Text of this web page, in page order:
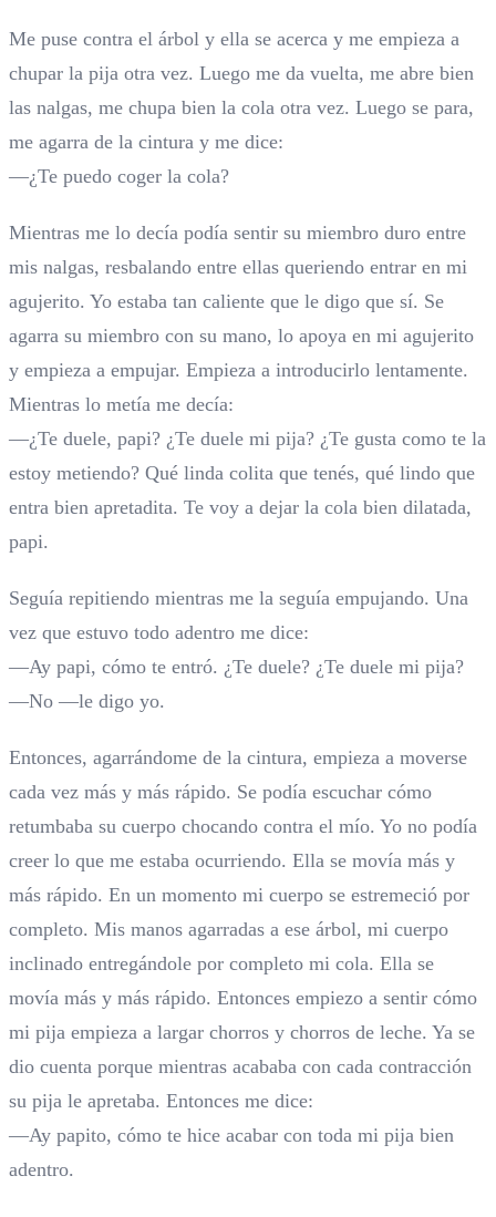
Me puse contra el árbol y ella se acerca y me empieza a
chupar la pija otra vez. Luego me da vuelta, me abre bien
las nalgas, me chupa bien la cola otra vez. Luego se para,
me agarra de la cintura y me dice:
—¿Te puedo coger la cola?
Mientras me lo decía podía sentir su miembro duro entre
mis nalgas, resbalando entre ellas queriendo entrar en mi
agujerito. Yo estaba tan caliente que le digo que sí. Se
agarra su miembro con su mano, lo apoya en mi agujerito
y empieza a empujar. Empieza a introducirlo lentamente.
Mientras lo metía me decía:
—¿Te duele, papi? ¿Te duele mi pija? ¿Te gusta como te la
estoy metiendo? Qué linda colita que tenés, qué lindo que
entra bien apretadita. Te voy a dejar la cola bien dilatada,
papi.
Seguía repitiendo mientras me la seguía empujando. Una
vez que estuvo todo adentro me dice:
—Ay papi, cómo te entró. ¿Te duele? ¿Te duele mi pija?
—No —le digo yo.
Entonces, agarrándome de la cintura, empieza a moverse
cada vez más y más rápido. Se podía escuchar cómo
retumbaba su cuerpo chocando contra el mío. Yo no podía
creer lo que me estaba ocurriendo. Ella se movía más y
más rápido. En un momento mi cuerpo se estremeció por
completo. Mis manos agarradas a ese árbol, mi cuerpo
inclinado entregándole por completo mi cola. Ella se
movía más y más rápido. Entonces empiezo a sentir cómo
mi pija empieza a largar chorros y chorros de leche. Ya se
dio cuenta porque mientras acababa con cada contracción
su pija le apretaba. Entonces me dice:
—Ay papito, cómo te hice acabar con toda mi pija bien
adentro.